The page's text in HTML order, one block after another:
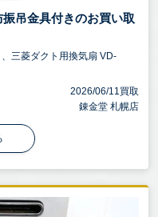
吊金具付きのお買い取
三菱ダクト用換気扇 VD-
2026/06/11買取
錬金堂 札幌店